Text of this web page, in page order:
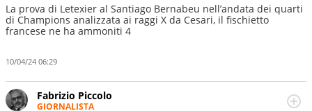
La prova di Letexier al Santiago Bernabeu nell’andata dei quarti
di Champions analizzata ai raggi X da Cesari, il fischietto
francese ne ha ammoniti 4
10/04/24 06:29
Fabrizio Piccolo
GIORNALISTA